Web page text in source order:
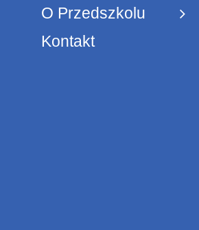
O Przedszkolu
Kontakt